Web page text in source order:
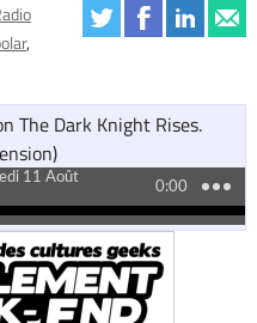
The Dark Knight Rises.